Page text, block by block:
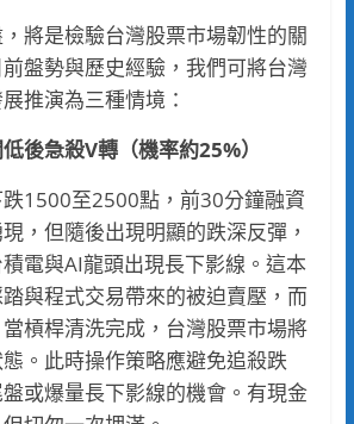
將是檢驗台灣股票市場韌性的關
盤勢與歷史經驗，我們可將台灣
推演為三種情境：
後急殺V轉（機率約25%）
1500至2500點，前30分鐘融資
，但隨後出現明顯的跌深反彈，
電與AI龍頭出現長下影線。這本
與程式交易帶來的被迫賣壓，而
槓桿清洗完成，台灣股票市場將
。此時操作策略應避免追殺跌
或爆量長下影線的機會。有現金